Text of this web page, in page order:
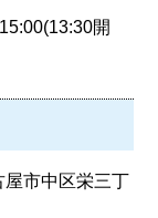
開
市中区栄三丁